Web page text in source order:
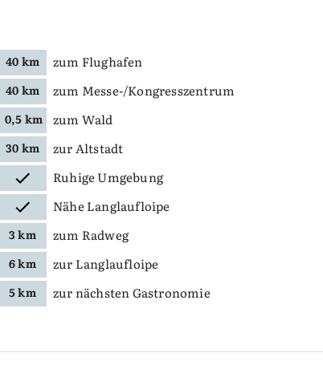
40 km
zum Flughafen
40 km zum Messe-/Kongresszentrum
0,5 km zum Wald
30 km zur Altstadt
Ruhige Umgebung
Nähe Langlaufloipe
3 km zum Radweg
6 km zur Langlaufloipe
5 km zur nächsten Gastronomie